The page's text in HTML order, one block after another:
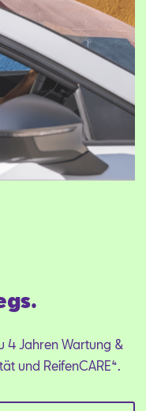
4 Jahren Wartung &
und ReifenCARE⁴.